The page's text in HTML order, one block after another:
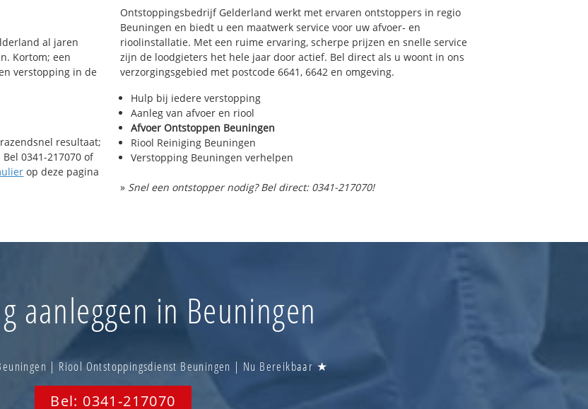
al jaren
Kortom; een
verstopping in de
resultaat;
0341-217070 of
op deze pagina
Ontstoppingsbedrijf Gelderland werkt met ervaren ontstoppers in regio
Beuningen en biedt u een maatwerk service voor uw afvoer- en
rioolinstallatie. Met een ruime ervaring, scherpe prijzen en snelle service
zijn de loodgieters het hele jaar door actief. Bel direct als u woont in ons
verzorgingsgebied met postcode 6641, 6642 en omgeving.
Hulp bij iedere verstopping
Aanleg van afvoer en riool
Afvoer Ontstoppen Beuningen
Riool Reiniging Beuningen
Verstopping Beuningen verhelpen
» Snel een ontstopper nodig? Bel direct: 0341-217070!
aanleggen in Beuningen
| Riool Ontstoppingsdienst Beuningen | Nu Bereikbaar ★
Bel: 0341-217070